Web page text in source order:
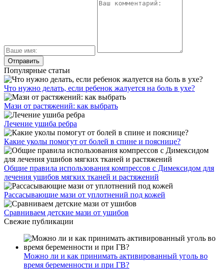
Популярные статьи
Что нужно делать, если ребенок жалуется на боль в ухе?
Мази от растяжений: как выбрать
Лечение ушиба ребра
Какие уколы помогут от болей в спине и пояснице?
Общие правила использования компрессов с Димексидом для
лечения ушибов мягких тканей и растяжений
Рассасывающие мази от уплотнений под кожей
Сравниваем детские мази от ушибов
Свежие публикации
Можно ли и как принимать активированный уголь во
время беременности и при ГВ?